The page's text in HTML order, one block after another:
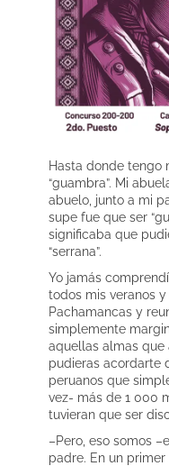
Hasta donde tengo
“guambra”. Mi
abuelo, junto a mi
supe fue que ser
significaba que
“serrana”.
Yo jamás
todos mis veranos
Pachamancas y
simplemente
aquellas almas que
pudieras acordarte
peruanos que
vez- más de 1 000
tuvieran que ser
–Pero, eso somos
padre. En un